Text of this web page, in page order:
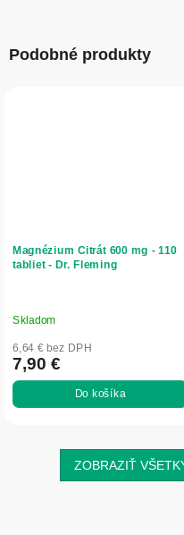
Podobné produkty
Magnézium Citrát 600 mg - 110
tabliet - Dr. Fleming
Skladom
6,64 € bez DPH
7,90 €
Do košíka
ZOBRAZIŤ